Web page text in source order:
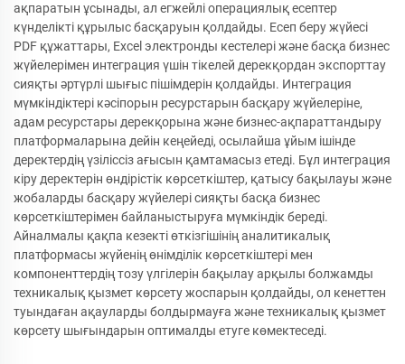
ақпаратын ұсынады, ал егжейлі операциялық есептер
күнделікті құрылыс басқаруын қолдайды. Есеп беру жүйесі
PDF құжаттары, Excel электронды кестелері және басқа бизнес
жүйелерімен интеграция үшін тікелей дерекқордан экспорттау
сияқты әртүрлі шығыс пішімдерін қолдайды. Интеграция
мүмкіндіктері кәсіпорын ресурстарын басқару жүйелеріне,
адам ресурстары дерекқорына және бизнес-ақпараттандыру
платформаларына дейін кеңейеді, осылайша ұйым ішінде
деректердің үзіліссіз ағысын қамтамасыз етеді. Бұл интеграция
кіру деректерін өндірістік көрсеткіштер, қатысу бақылауы және
жобаларды басқару жүйелері сияқты басқа бизнес
көрсеткіштерімен байланыстыруға мүмкіндік береді.
Айналмалы қақпа кезекті өткізгішінің аналитикалық
платформасы жүйенің өнімділік көрсеткіштері мен
компоненттердің тозу үлгілерін бақылау арқылы болжамды
техникалық қызмет көрсету жоспарын қолдайды, ол кенеттен
туындаған ақауларды болдырмауға және техникалық қызмет
көрсету шығындарын оптималды етуге көмектеседі.